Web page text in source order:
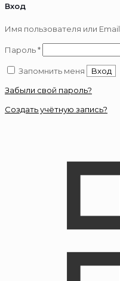
Вход
Имя пользователя или Email
Пароль*Обязательно
Запомнить меня
Вход
Забыли свой пароль?
Создать учётную запись?